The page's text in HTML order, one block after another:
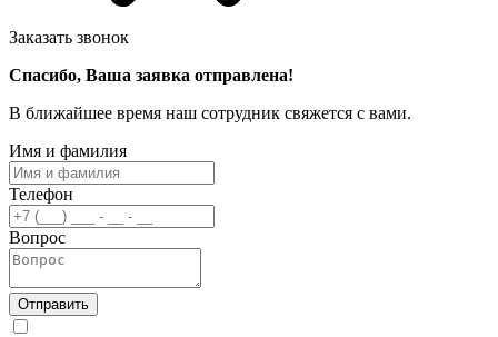
Заказать звонок
Спасибо, Ваша заявка отправлена!
В ближайшее время наш сотрудник свяжется с вами.
Имя и фамилия
Телефон
Вопрос
Отправить